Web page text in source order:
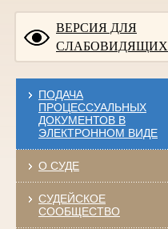
ВЕРСИЯ ДЛЯ
СЛАБОВИДЯЩИХ
ПОДАЧА
ПРОЦЕССУАЛЬНЫХ
ДОКУМЕНТОВ В
ЭЛЕКТРОННОМ ВИДЕ
О СУДЕ
СУДЕЙСКОЕ
СООБЩЕСТВО